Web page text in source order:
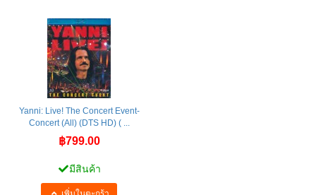
Yanni: Live! The Concert Event-
Concert (All) (DTS HD) ( ...
฿799.00
มีสินค้า